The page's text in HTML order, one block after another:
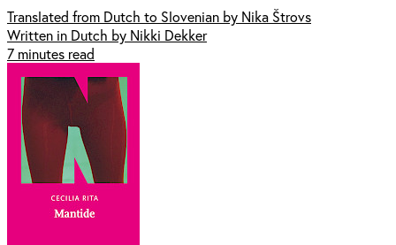
Translated from Dutch to Slovenian by Nika Štrovs
Written in Dutch by Nikki Dekker
7 minutes read